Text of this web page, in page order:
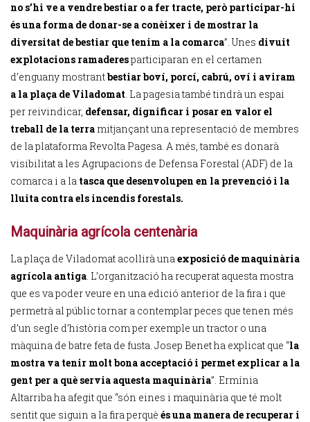
no s’hi ve a vendre bestiar o a fer tracte, però participar-hi
és una forma de donar-se a conèixer i de mostrar la
diversitat de bestiar que tenim a la comarca”. Unes divuit
explotacions ramaderesparticiparan en el certamen
d’enguany mostrantbestiar boví, porcí, cabrú, oví i aviram
a la plaça de Viladomat. La pagesia també tindrà un espai
per reivindicar, defensar, dignificar i posar en valor el
treball de la terra mitjançant una representació de membres
de la plataforma Revolta Pagesa. A més, també es donarà
visibilitat a les Agrupacions de Defensa Forestal (ADF) de la
comarca i a la tasca que desenvolupen en la prevenció i la
lluita contra els incendis forestals.
Maquinària agrícola centenària
La plaça de Viladomat acollirà unaexposició de maquinària
agrícola antiga. L’organització ha recuperat aquesta mostra
que es va poder veure en una edició anterior de la fira i que
permetrà al públic tornar a contemplar peces que tenen més
d’un segle d’història com per exemple un tractor o una
màquina de batre feta de fusta. Josep Benet ha explicat que “la
mostra va tenir molt bona acceptació i permet explicar a la
gent per a què servia aquesta maquinària”. Ermínia
Altarriba ha afegit que “són eines i maquinària que té molt
sentit que siguin a la fira perquè és una manera de recuperar i